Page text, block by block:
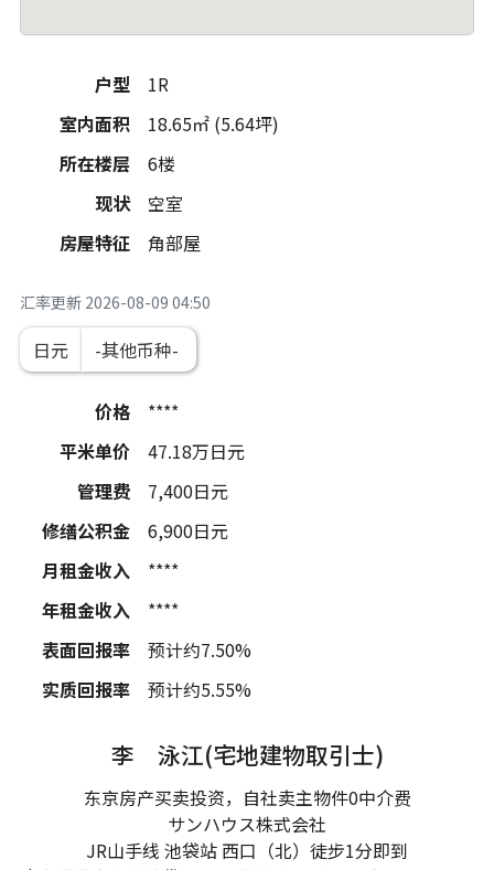
户型
1R
室内面积
18.65㎡ (5.64坪)
所在楼层
6楼
现状
空室
房屋特征
角部屋
汇率更新 2026-08-09 04:50
日元
价格
****
平米单价
47.18万日元
管理费
7,400日元
修缮公积金
6,900日元
月租金收入
****
年租金收入
****
表面回报率
预计约7.50%
实质回报率
预计约5.55%
李 泳江(宅地建物取引士)
东京房产买卖投资，自社卖主物件0中介费
サンハウス株式会社
JR山手线 池袋站 西口（北）徒步1分即到